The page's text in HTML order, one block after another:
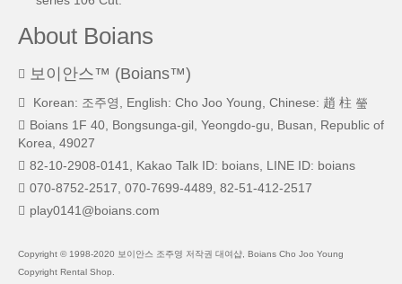
About Boians
보이안스™ (Boians™)
Korean: 조주영, English: Cho Joo Young, Chinese: 趙 柱 瑩
Boians 1F 40, Bongsunga-gil, Yeongdo-gu, Busan, Republic of
Korea, 49027
82-10-2908-0141, Kakao Talk ID: boians, LINE ID: boians
070-8752-2517, 070-7699-4489, 82-51-412-2517
play0141@boians.com
Copyright © 1998-2020 보이안스 조주영 저작권 대여샵, Boians Cho Joo Young
Copyright Rental Shop.